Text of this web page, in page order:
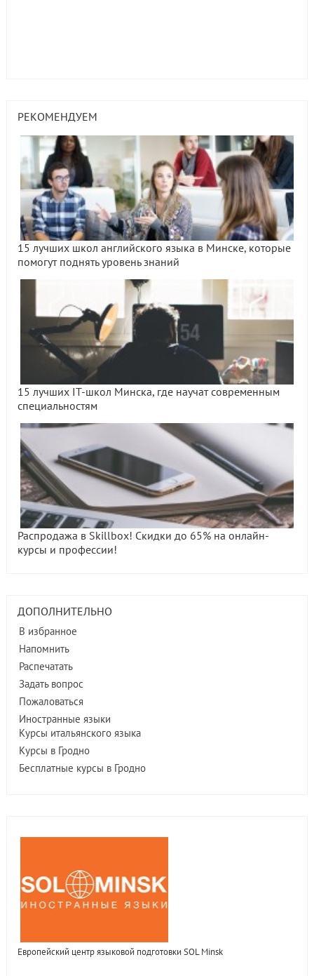
РЕКОМЕНДУЕМ
15 лучших школ английского языка в Минске, которые
помогут поднять уровень знаний
15 лучших IT-школ Минска, где научат современным
специальностям
Распродажа в Skillbox! Скидки до 65% на онлайн-
курсы и профессии!
ДОПОЛНИТЕЛЬНО
В избранное
Напомнить
Распечатать
Задать вопрос
Пожаловаться
Иностранные языки
Курсы итальянского языка
Курсы в Гродно
Бесплатные курсы в Гродно
Европейский центр языковой подготовки SOL Minsk